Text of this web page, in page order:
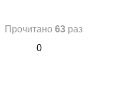
Прочитано 63 раз
0